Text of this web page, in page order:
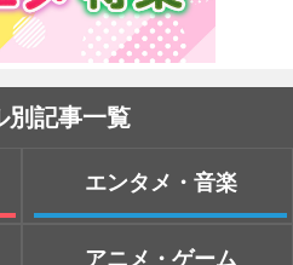
別記事一覧
エンタメ・音楽
アニメ・ゲーム